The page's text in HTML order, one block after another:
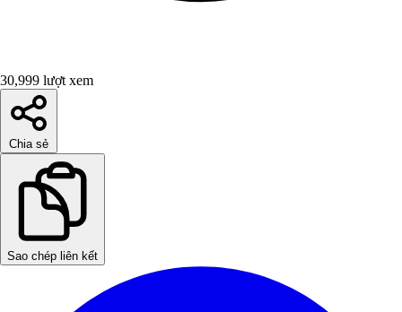
30,999 lượt xem
Chia sẻ
Sao chép liên kết